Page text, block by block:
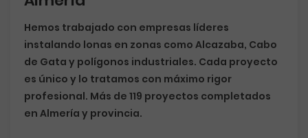
Hemos trabajado con empresas líderes
instalando lonas en zonas como Alcazaba, Cabo
de Gata y polígonos industriales. Cada proyecto
es único y lo tratamos con máximo rigor
profesional. Más de 119 proyectos completados
en Almería y provincia.